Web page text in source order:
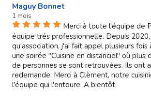
Maguy Bonnet
1 mois
Merci à toute l'équipe de
équipe trés professionnelle. Depuis
qu'association, j'ai fait appel plusieurs fois
une soirée "Cuisine en distanciel" où plus
de personnes se sont retrouvées. Ils ont
redemande. Merci à Clèment, notre
l'équipe qui l'entoure. A bientôt